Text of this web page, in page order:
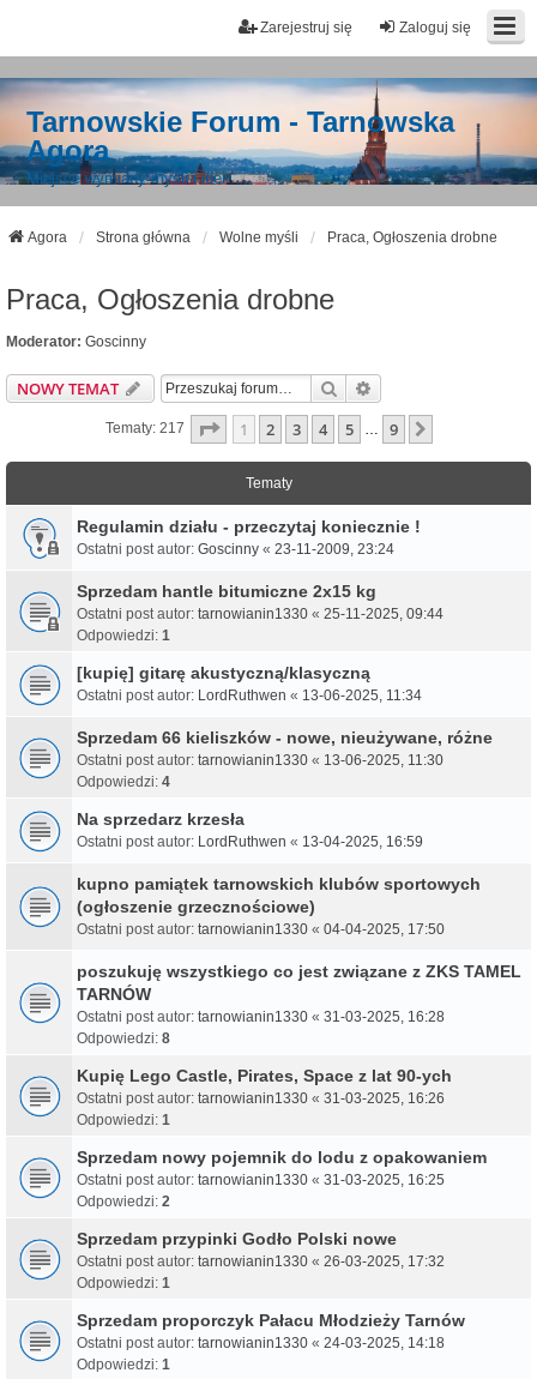
Zaloguj się
Zarejestruj się
Tarnowskie Forum - Tarnowska
Agora
Miejsce wymiany myśli i idei
Agora Strona główna Wolne myśli Praca, Ogłoszenia drobne
Praca, Ogłoszenia drobne
Moderator: Goscinny
NOWY TEMAT Szukaj
Tematy: 217 Strona1 Z9
1 2 3 4 5 … 9
Tematy
Regulamin działu - przeczytaj koniecznie !
Ostatni post autor: Goscinny « 23-11-2009, 23:24
Sprzedam hantle bitumiczne 2x15 kg
Ostatni post autor: tarnowianin1330 « 25-11-2025, 09:44
Odpowiedzi: 1
[kupię] gitarę akustyczną/klasyczną
Ostatni post autor: LordRuthwen « 13-06-2025, 11:34
Sprzedam 66 kieliszków - nowe, nieużywane, różne
Ostatni post autor: tarnowianin1330 « 13-06-2025, 11:30
Odpowiedzi: 4
Na sprzedarz krzesła
Ostatni post autor: LordRuthwen « 13-04-2025, 16:59
kupno pamiątek tarnowskich klubów sportowych
(ogłoszenie grzecznościowe)
Ostatni post autor: tarnowianin1330 « 04-04-2025, 17:50
poszukuję wszystkiego co jest związane z ZKS TAMEL
TARNÓW
Ostatni post autor: tarnowianin1330 « 31-03-2025, 16:28
Odpowiedzi: 8
Kupię Lego Castle, Pirates, Space z lat 90-ych
Ostatni post autor: tarnowianin1330 « 31-03-2025, 16:26
Odpowiedzi: 1
Sprzedam nowy pojemnik do lodu z opakowaniem
Ostatni post autor: tarnowianin1330 « 31-03-2025, 16:25
Odpowiedzi: 2
Sprzedam przypinki Godło Polski nowe
Ostatni post autor: tarnowianin1330 « 26-03-2025, 17:32
Odpowiedzi: 1
Sprzedam proporczyk Pałacu Młodzieży Tarnów
Ostatni post autor: tarnowianin1330 « 24-03-2025, 14:18
Odpowiedzi: 1